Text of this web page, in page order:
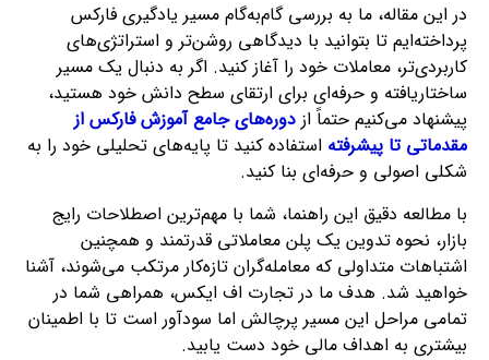
در این مقاله، ما به بررسی گام‌به‌گام مسیر یادگیری فارکس
پرداخته‌ایم تا بتوانید با دیدگاهی روشن‌تر و استراتژی‌های
کاربردی‌تر، معاملات خود را آغاز کنید. اگر به دنبال یک مسیر
ساختاریافته و حرفه‌ای برای ارتقای سطح دانش خود هستید،
پیشنهاد می‌کنیم حتماً از دوره‌های جامع آموزش فارکس از
مقدماتی تا پیشرفته استفاده کنید تا پایه‌های تحلیلی خود را به
شکلی اصولی و حرفه‌ای بنا کنید.
با مطالعه دقیق این راهنما، شما با مهم‌ترین اصطلاحات رایج
بازار، نحوه تدوین یک پلن معاملاتی قدرتمند و همچنین
اشتباهات متداولی که معامله‌گران تازه‌کار مرتکب می‌شوند، آشنا
خواهید شد. هدف ما در تجارت اف ایکس، همراهی شما در
تمامی مراحل این مسیر پرچالش اما سودآور است تا با اطمینان
بیشتری به اهداف مالی خود دست یابید.